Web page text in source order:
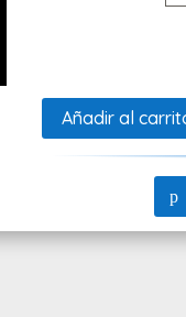
Añadir al